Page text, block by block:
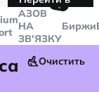
Telegram
🤙
AЗОВ
НА
ЗВ'ЯЗКУ
Биржи
Очистить